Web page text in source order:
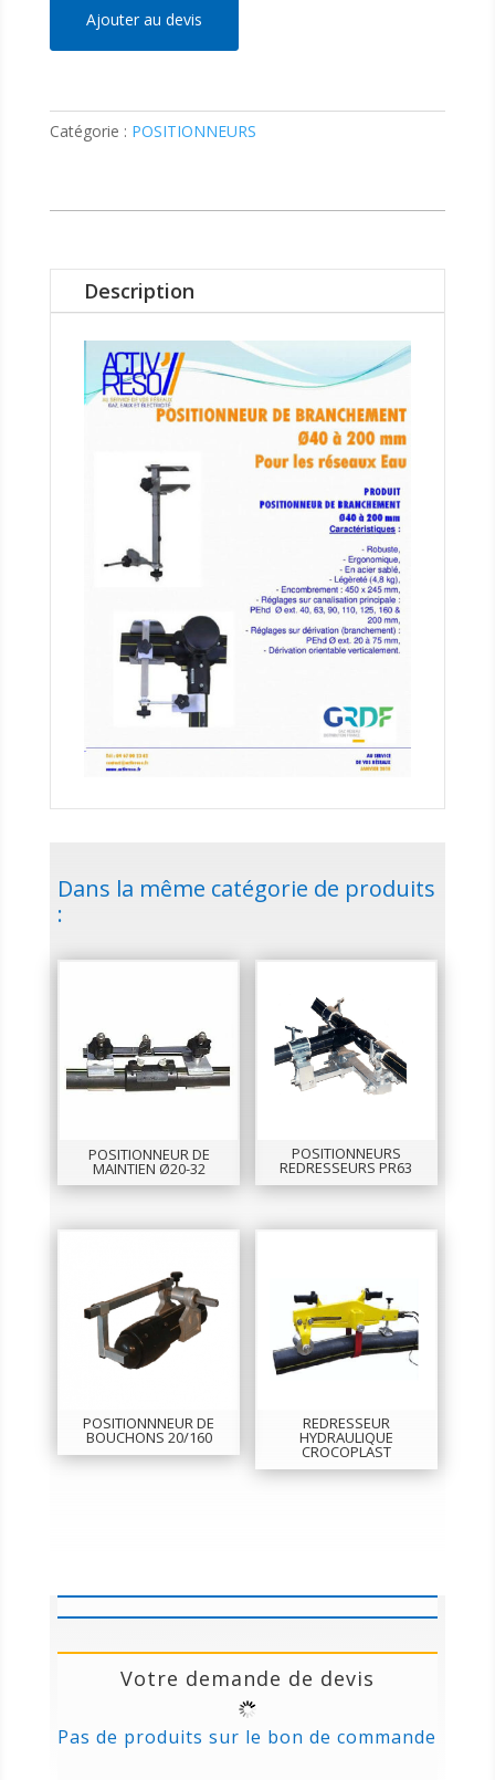
Ajouter au devis
Catégorie : POSITIONNEURS
Description
Dans la même catégorie de produits
:
POSITIONNEUR DE
MAINTIEN Ø20-32
POSITIONNEURS
REDRESSEURS PR63
POSITIONNNEUR DE
BOUCHONS 20/160
REDRESSEUR
HYDRAULIQUE
CROCOPLAST
Votre demande de devis
Pas de produits sur le bon de commande